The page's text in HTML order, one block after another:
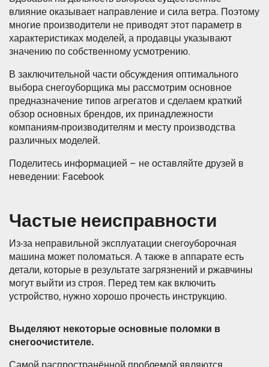
влияние оказывает направление и сила ветра. Поэтому
многие производители не приводят этот параметр в
характеристиках моделей, а продавцы указывают
значению по собственному усмотрению.
В заключительной части обсуждения оптимального
выбора снегоуборщика мы рассмотрим основное
предназначение типов агрегатов и сделаем краткий
обзор основных брендов, их принадлежности
компаниям-производителям и месту производства
различных моделей.
Поделитесь информацией – не оставляйте друзей в
неведении: Facebook
Частые неисправности
Из-за неправильной эксплуатации снегоуборочная
машина может поломаться. А также в аппарате есть
детали, которые в результате загрязнений и ржавчины
могут выйти из строя. Перед тем как включить
устройство, нужно хорошо прочесть инструкцию.
Выделяют некоторые основные поломки в
снегоочистителе.